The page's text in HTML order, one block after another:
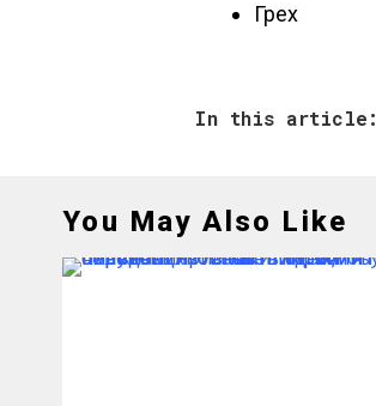
Грех
In this article:
You May Also Like